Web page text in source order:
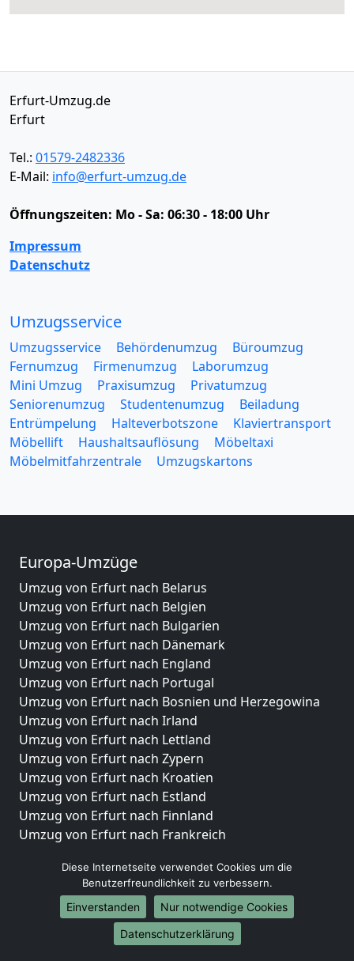
Erfurt-Umzug.de
Erfurt
Tel.: 01579-2482336
E-Mail: info@erfurt-umzug.de
Öffnungszeiten: Mo - Sa: 06:30 - 18:00 Uhr
Impressum
Datenschutz
Umzugsservice
Umzugsservice Behördenumzug
Büroumzug
Fernumzug
Firmenumzug
Laborumzug
Mini Umzug
Praxisumzug
Privatumzug
Seniorenumzug
Studentenumzug
Beiladung
Entrümpelung
Halteverbotszone
Klaviertransport
Möbellift
Haushaltsauflösung
Möbeltaxi
Möbelmitfahrzentrale
Umzugskartons
Europa-Umzüge
Umzug von Erfurt nach Belarus
Umzug von Erfurt nach Belgien
Umzug von Erfurt nach Bulgarien
Umzug von Erfurt nach Dänemark
Umzug von Erfurt nach England
Umzug von Erfurt nach Portugal
Umzug von Erfurt nach Bosnien und Herzegowina
Umzug von Erfurt nach Irland
Umzug von Erfurt nach Lettland
Umzug von Erfurt nach Zypern
Umzug von Erfurt nach Kroatien
Umzug von Erfurt nach Estland
Umzug von Erfurt nach Finnland
Umzug von Erfurt nach Frankreich
Umzug von Erfurt nach Italien
Umzug von Erfurt nach Liechtenstein
Umzug von Erfurt nach Luxemburg
Umzug von Erfurt nach Niederlande
Umzug von Erfurt nach Norwegen
Diese Internetseite verwendet Cookies um die
Benutzerfreundlichkeit zu verbessern.
Einverstanden
Nur notwendige Cookies
Datenschutzerklärung